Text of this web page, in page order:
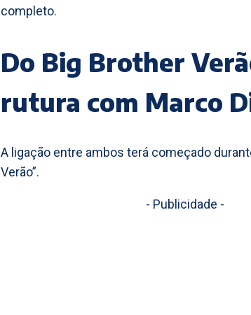
completo.
Do Big Brother
rutura com Marco
A ligação entre ambos terá começado
Verão”.
- Publicidade -